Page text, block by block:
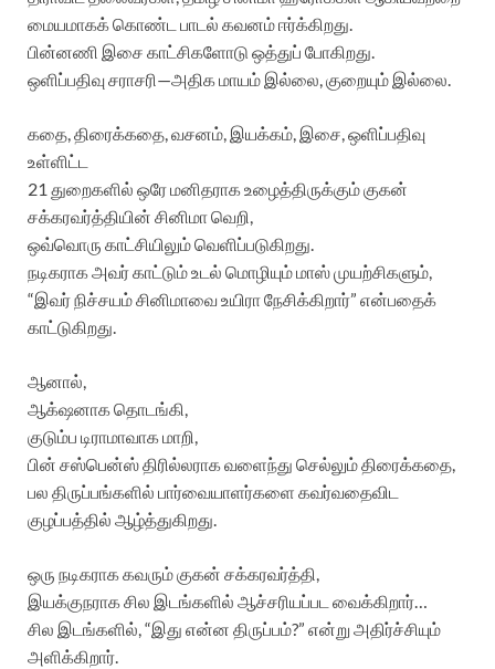
மையமாகக் கொண்ட பாடல் கவனம் ஈர்க்கிறது.
பின்னணி இசை காட்சிகளோடு ஒத்துப் போகிறது.
ஒளிப்பதிவு சராசரி—அதிக மாயம் இல்லை, குறையும் இல்லை.
கதை, திரைக்கதை, வசனம், இயக்கம், இசை, ஒளிப்பதிவு
உள்ளிட்ட
21 துறைகளில் ஒரே மனிதராக உழைத்திருக்கும் குகன்
சக்கரவர்த்தியின் சினிமா வெறி,
ஒவ்வொரு காட்சியிலும் வெளிப்படுகிறது.
நடிகராக அவர் காட்டும் உடல் மொழியும் மாஸ் முயற்சிகளும்,
“இவர் நிச்சயம் சினிமாவை உயிரா நேசிக்கிறார்” என்பதைக்
காட்டுகிறது.
ஆனால்,
ஆக்‌ஷனாக தொடங்கி,
குடும்ப டிராமாவாக மாறி,
பின் சஸ்பென்ஸ் திரில்லராக வளைந்து செல்லும் திரைக்கதை,
பல திருப்பங்களில் பார்வையாளர்களை கவர்வதைவிட
குழப்பத்தில் ஆழ்த்துகிறது.
ஒரு நடிகராக கவரும் குகன் சக்கரவர்த்தி,
இயக்குநராக சில இடங்களில் ஆச்சரியப்பட வைக்கிறார்…
சில இடங்களில், “இது என்ன திருப்பம்?” என்று அதிர்ச்சியும்
அளிக்கிறார்.